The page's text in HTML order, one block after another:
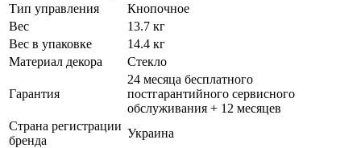
Тип управления
Кнопочное
Вес
13.7 кг
Вес в упаковке
14.4 кг
Материал декора
Стекло
Гарантия
24 месяца бесплатного
постгарантийного сервисного
обслуживания + 12 месяцев
Страна регистрации
бренда
Украина